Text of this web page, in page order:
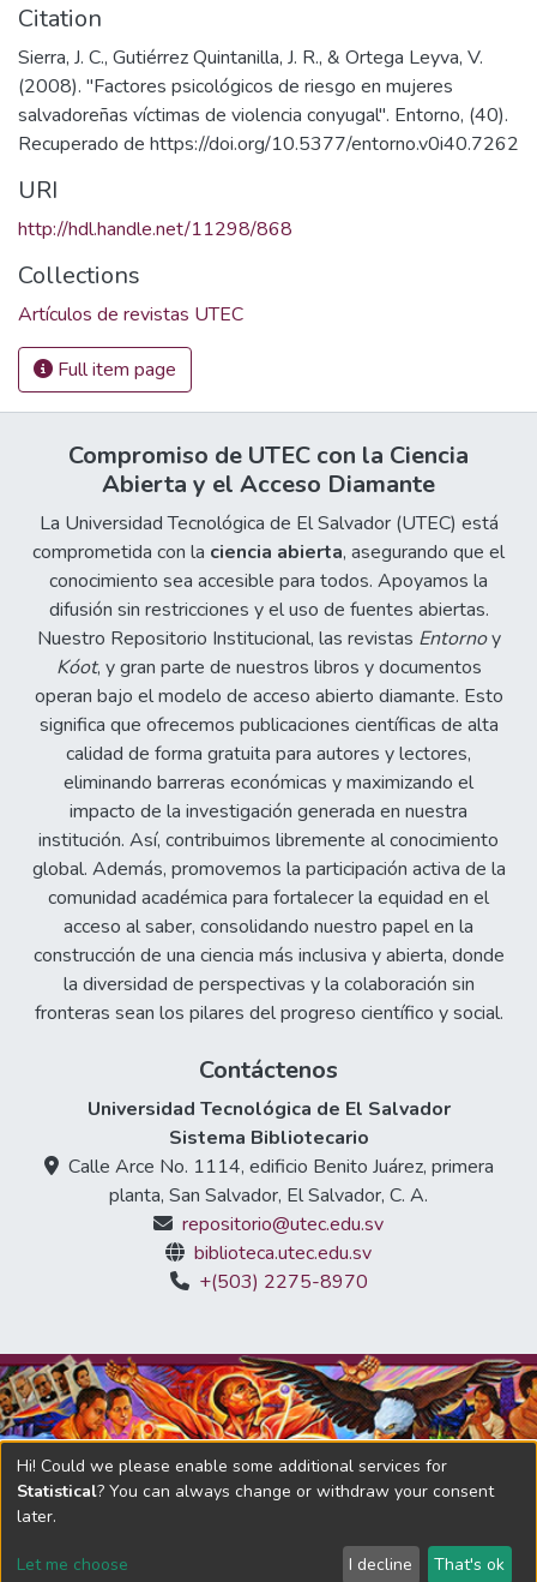
Citation
Sierra, J. C., Gutiérrez Quintanilla, J. R., & Ortega Leyva, V.
(2008). "Factores psicológicos de riesgo en mujeres
salvadoreñas víctimas de violencia conyugal". Entorno, (40).
Recuperado de https://doi.org/10.5377/entorno.v0i40.7262
URI
http://hdl.handle.net/11298/868
Collections
Artículos de revistas UTEC
Full item page
Compromiso de UTEC con la Ciencia
Abierta y el Acceso Diamante
La Universidad Tecnológica de El Salvador (UTEC) está
comprometida con la ciencia abierta, asegurando que el
conocimiento sea accesible para todos. Apoyamos la
difusión sin restricciones y el uso de fuentes abiertas.
Nuestro Repositorio Institucional, las revistas Entornoy
Kóot, y gran parte de nuestros libros y documentos
operan bajo el modelo de acceso abierto diamante. Esto
significa que ofrecemos publicaciones científicas de alta
calidad de forma gratuita para autores y lectores,
eliminando barreras económicas y maximizando el
impacto de la investigación generada en nuestra
institución. Así, contribuimos libremente al conocimiento
global. Además, promovemos la participación activa de la
comunidad académica para fortalecer la equidad en el
acceso al saber, consolidando nuestro papel en la
construcción de una ciencia más inclusiva y abierta, donde
la diversidad de perspectivas y la colaboración sin
fronteras sean los pilares del progreso científico y social.
Contáctenos
Universidad Tecnológica de El Salvador
Sistema Bibliotecario
Calle Arce No. 1114, edificio Benito Juárez, primera
planta, San Salvador, El Salvador, C. A.
repositorio@utec.edu.sv
biblioteca.utec.edu.sv
+(503) 2275-8970
DSpace software copyright © 2002-2026LYRASIS
Hi! Could we please enable some additional services for
Statistical? You can always change or withdraw your consent
later.
Let me choose I decline That's ok